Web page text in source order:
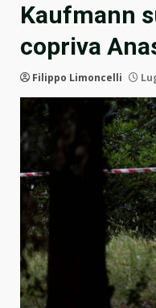
Kaufmann
copriva
Filippo Limoncelli